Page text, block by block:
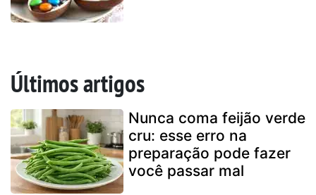
Últimos artigos
Nunca coma feijão verde
cru: esse erro na
preparação pode fazer
você passar mal